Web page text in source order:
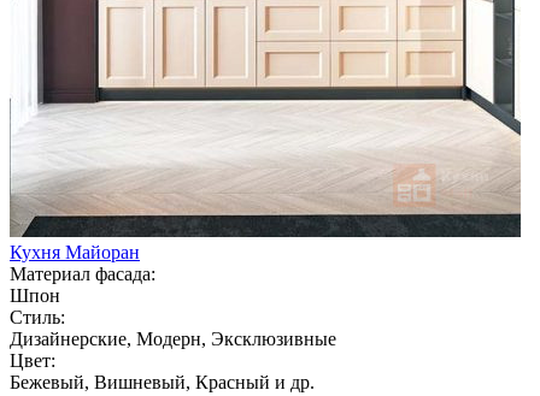
Кухня Майоран
Материал фасада:
Шпон
Стиль:
Дизайнерские, Модерн, Эксклюзивные
Цвет:
Бежевый, Вишневый, Красный и др.